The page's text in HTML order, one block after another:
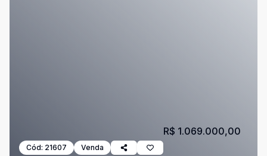
Cód: 21607 Venda
R$ 1.069.000,00